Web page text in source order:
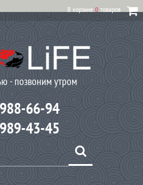
В корзине 0 товаров
- позвоним утром
66-94
43-45